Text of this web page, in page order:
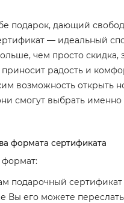
подарок, дающий
— идеальный
чем просто
приносит радость и
возможность открыть
смогут выбрать именно
формата сертификата
подарочный
Вы его можете переслать